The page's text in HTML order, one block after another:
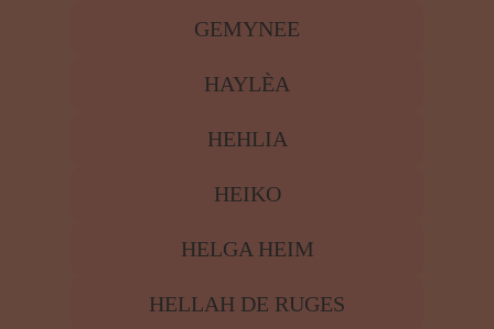
JOELANDA
JOSEPHINA
KAIYA
KATA
KIARA MAYA
KICKI